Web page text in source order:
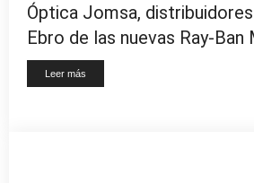
Óptica Jomsa,
Ebro de las nuevas Ray-Ban
Leer más